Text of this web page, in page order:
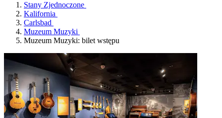
Stany Zjednoczone
Kalifornia
Carlsbad
Muzeum Muzyki
Muzeum Muzyki: bilet wstępu